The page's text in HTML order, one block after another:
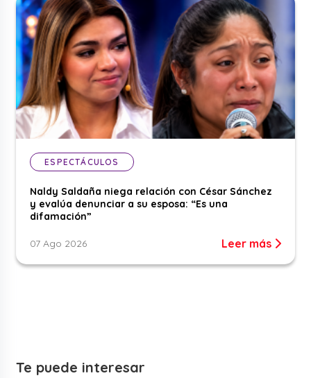
ESPECTÁCULOS
Naldy Saldaña niega relación con César Sánchez
y evalúa denunciar a su esposa: “Es una
difamación”
07 Ago 2026 Leer más
Te puede interesar